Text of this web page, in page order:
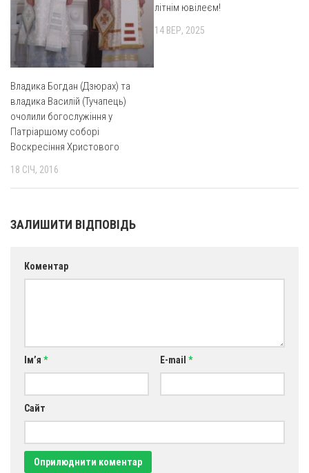
Владика Богдан (Дзюрах) та
владика Василій (Тучапець)
очолили богослужіння у
Патріаршому соборі
Воскресіння Христового
18 СІЧ, 2016
літнім ювілеєм!
14 ВЕР, 2025
ЗАЛИШИТИ ВІДПОВІДЬ
Коментар
Ім’я * E-mail *
Сайт